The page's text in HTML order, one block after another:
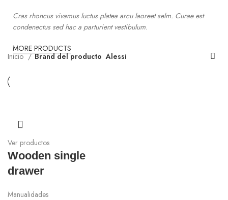
Cras rhoncus vivamus luctus platea arcu laoreet selm. Curae est
condenectus sed hac a parturient vestibulum.
MORE PRODUCTS
Inicio
Brand del producto Alessi
Ver productos
Wooden single
drawer
Manualidades